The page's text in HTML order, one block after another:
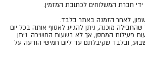
חברת המשלוחים לכתובת המזמין.
לאחר הזמנה באתר בלבד.
מוכנה, ניתן להגיע לאסוף אותה בכל יום
פעילות המחסן, אך לא בשעות החשיכה. ניתן
ובלבד שקיבלתם עד ליום חמישי הודעה על